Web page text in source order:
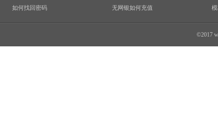
如何找回密码
无网银如何充值
©2017